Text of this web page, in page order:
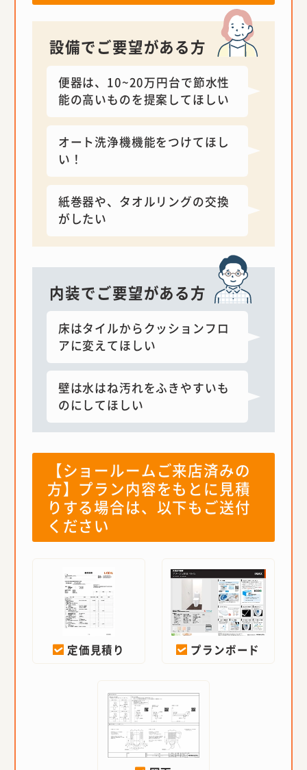
設備でご要望がある方
便器は、10~20万円台で節水性
能の高いものを提案してほしい
オート洗浄機機能をつけてほし
い！
紙巻器や、タオルリングの交換
がしたい
内装でご要望がある方
床はタイルからクッションフロ
アに変えてほしい
壁は水はね汚れをふきやすいも
のにしてほしい
【ショールームご来店済みの
方】プラン内容をもとに見積
りする場合は、以下もご送付
ください
定価見積り プランボード